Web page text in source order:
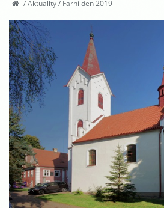
/Aktuality/ Farní den 2019